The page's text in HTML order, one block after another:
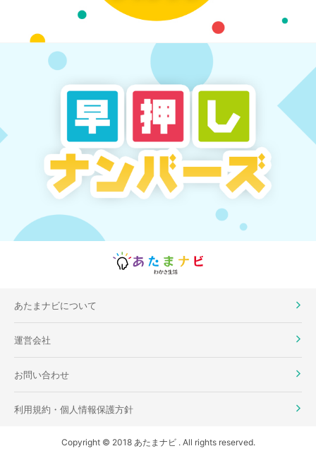
あたまナビについて
運営会社
お問い合わせ
利用規約・個人情報保護方針
Copyright © 2018 あたまナビ . All rights reserved.